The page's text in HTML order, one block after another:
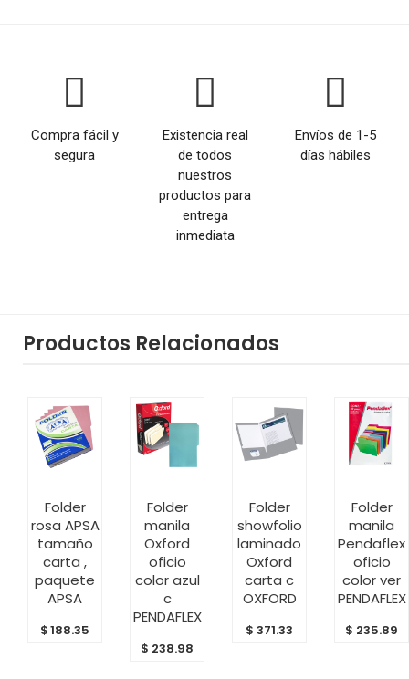
Compra fácil y
segura
Existencia real
de todos
nuestros
productos para
entrega
inmediata
Envíos de 1-5
días hábiles
Productos Relacionados
AL
CARRITO
Folder
rosa APSA
tamaño
carta ,
paquete
APSA
$188.35
AL
CARRITO
Folder
manila
Oxford
oficio
color azul
c
PENDAFLEX
$ 238.98
AL
CARRITO
Folder
showfolio
laminado
Oxford
carta c
OXFORD
$ 371.33
AL
CARRITO
Folder
manila
Pendaflex
oficio
color ver
PENDAFLEX
$ 235.89